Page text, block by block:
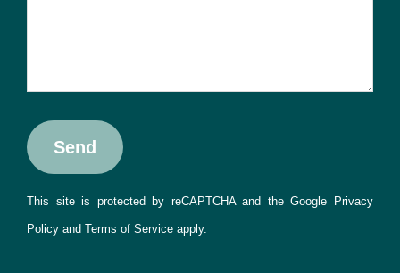
This site is protected by reCAPTCHA and the Google Privacy
Policy and Terms of Service apply.